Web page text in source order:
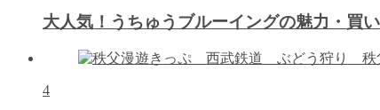
大人気！うちゅうブルーイングの魅力・買
4